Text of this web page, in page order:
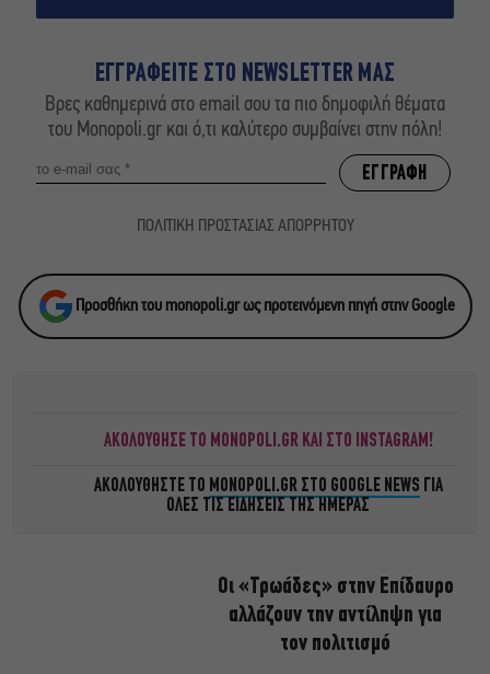
ΕΓΓΡΑΦΕΙΤΕ ΣΤΟ NEWSLETTER ΜΑΣ
Βρες καθημερινά στο email σου τα πιο δημοφιλή θέματα
του Monopoli.gr και ό,τι καλύτερο συμβαίνει στην πόλη!
ΠΟΛΙΤΙΚΗ ΠΡΟΣΤΑΣΙΑΣ ΑΠΟΡΡΗΤΟΥ
Προσθήκη του monopoli.gr ως προτεινόμενη πηγή στην Google
ΑΚΟΛΟΥΘΗΣΕ ΤΟ MONOPOLI.GR ΚΑΙ ΣΤΟ INSTAGRAM!
ΑΚΟΛΟΥΘΗΣΤΕ ΤΟ MONOPOLI.GR ΣΤΟ GOOGLE NEWS ΓΙΑ
ΟΛΕΣ ΤΙΣ ΕΙΔΗΣΕΙΣ ΤΗΣ ΗΜΕΡΑΣ
Οι «Τρωάδες» στην Επίδαυρο
αλλάζουν την αντίληψη για
τον πολιτισμό